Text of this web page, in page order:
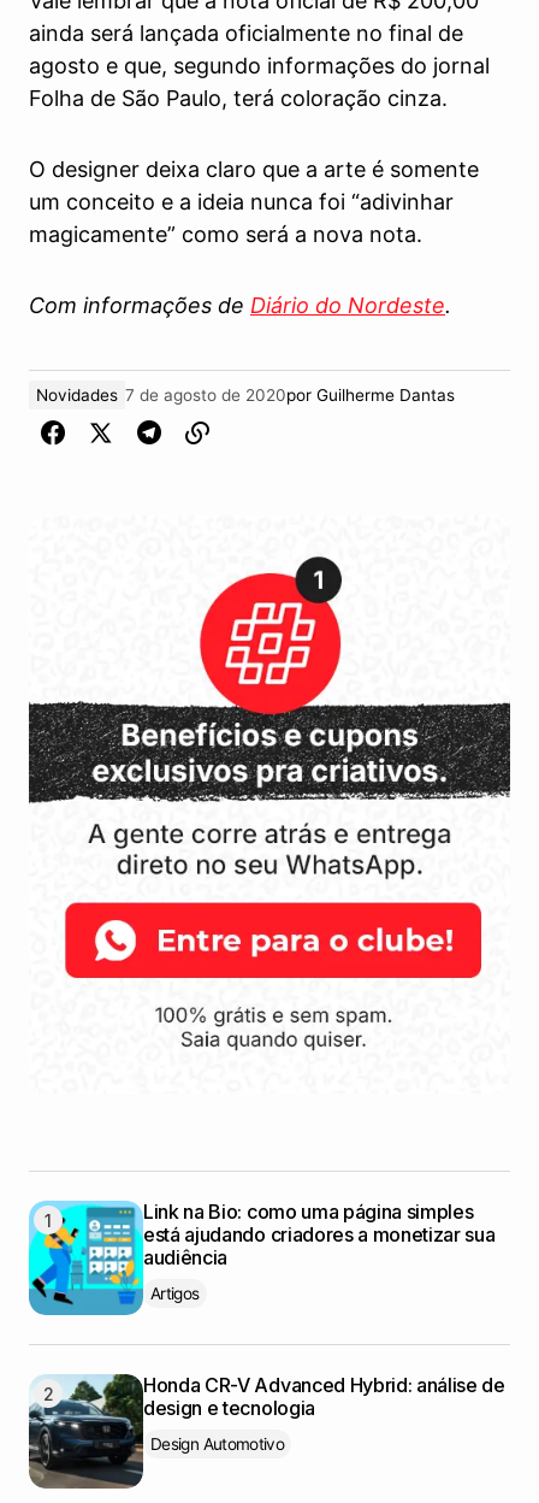
ainda será lançada oficialmente no final de
agosto e que, segundo informações do jornal
Folha de São Paulo, terá coloração cinza.
O designer deixa claro que a arte é somente
um conceito e a ideia nunca foi “adivinhar
magicamente” como será a nova nota.
Com informações de Diário do Nordeste.
Novidades 7 de agosto de 2020por Guilherme Dantas
Link na Bio: como uma página simples
está ajudando criadores a monetizar sua
audiência
Artigos
Honda CR-V Advanced Hybrid: análise de
design e tecnologia
Design Automotivo